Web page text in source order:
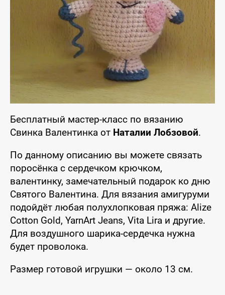
Бесплатный мастер-класс по вязанию
Свинка Валентинка от Наталии Лобзовой.
По данному описанию вы можете связать
поросёнка с сердечком крючком,
валентинку, замечательный подарок ко дню
Святого Валентина. Для вязания амигуруми
подойдёт любая полухлопковая пряжа: Alize
Cotton Gold, YarnArt Jeans, Vita Lira и другие.
Для воздушного шарика-сердечка нужна
будет проволока.
Размер готовой игрушки — около 13 см.